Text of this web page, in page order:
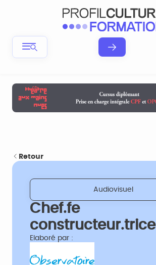
Retour
Audiovisuel
Chef.fe
constructeur.trice
Elaboré par :